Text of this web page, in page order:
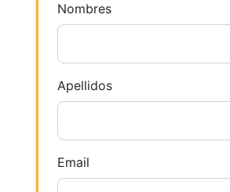
Nombres
Apellidos
Email